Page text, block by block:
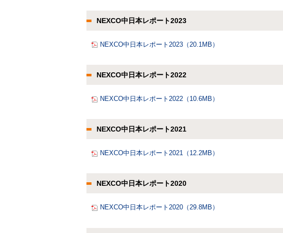
NEXCO中日本レポート2023
NEXCO中日本レポート2023（20.1MB）
NEXCO中日本レポート2022
NEXCO中日本レポート2022（10.6MB）
NEXCO中日本レポート2021
NEXCO中日本レポート2021（12.2MB）
NEXCO中日本レポート2020
NEXCO中日本レポート2020（29.8MB）